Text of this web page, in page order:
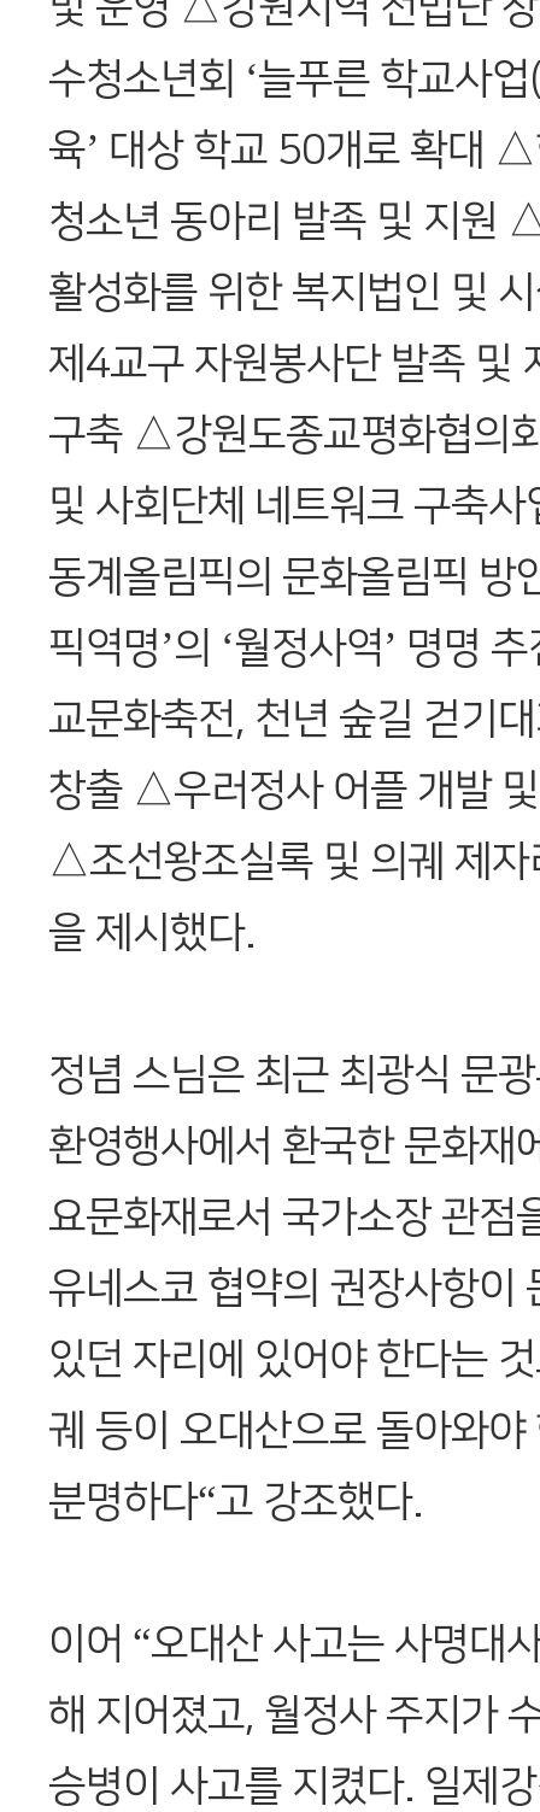
수청소년회 ‘늘푸른 학교사
육’ 대상 학교 50개로 확대
청소년 동아리 발족 및 지원
활성화를 위한 복지법인 및
제4교구 자원봉사단 발족 및
구축 △강원도종교평화협의
및 사회단체 네트워크 구축
동계올림픽의 문화올림픽 방
픽역명’의 ‘월정사역’ 명명
교문화축전, 천년 숲길 걷기
창출 △우러정사 어플 개발
△조선왕조실록 및 의궤 제자
을 제시했다.
정념 스님은 최근 최광식 문
환영행사에서 환국한 문화재
요문화재로서 국가소장 관점
유네스코 협약의 권장사항이
있던 자리에 있어야 한다는
궤 등이 오대산으로 돌아와야
분명하다“고 강조했다.
이어 “오대산 사고는 사명대
해 지어졌고, 월정사 주지가
승병이 사고를 지켰다. 일제